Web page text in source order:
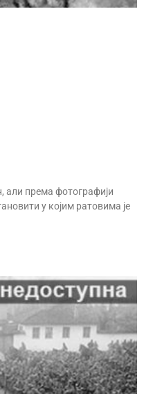
али према фотографији
у којим ратовима је